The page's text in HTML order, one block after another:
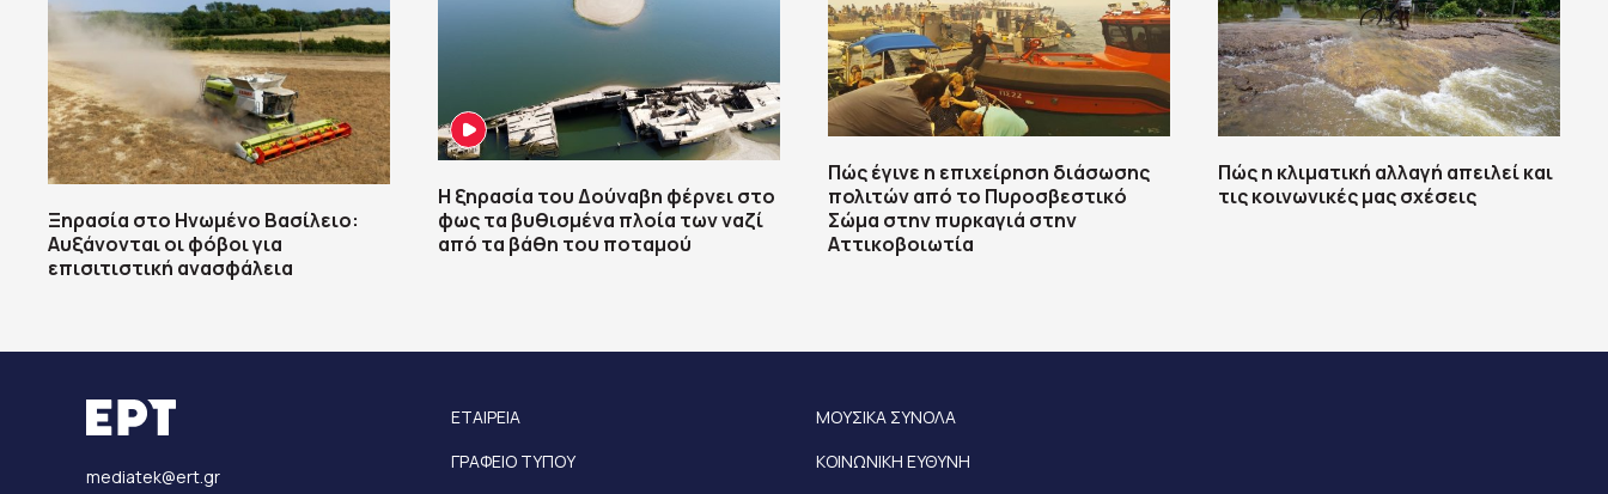
Ξηρασία στο Ηνωμένο Βασίλειο:
Αυξάνονται οι φόβοι για
επισιτιστική ανασφάλεια
Η ξηρασία του Δούναβη φέρνει στο
φως τα βυθισμένα πλοία των ναζί
από τα βάθη του ποταμού
Πώς έγινε η επιχείρηση διάσωσης
πολιτών από το Πυροσβεστικό
Σώμα στην πυρκαγιά στην
Αττικοβοιωτία
Πώς η κλιματική αλλαγή απειλεί και
τις κοινωνικές μας σχέσεις
mediatek@ert.gr
ΕΤΑΙΡΕΙΑ
ΓΡΑΦΕΙΟ ΤΥΠΟΥ
ΜΟΥΣΙΚΑ ΣΥΝΟΛΑ
ΚΟΙΝΩΝΙΚΗ ΕΥΘΥΝΗ